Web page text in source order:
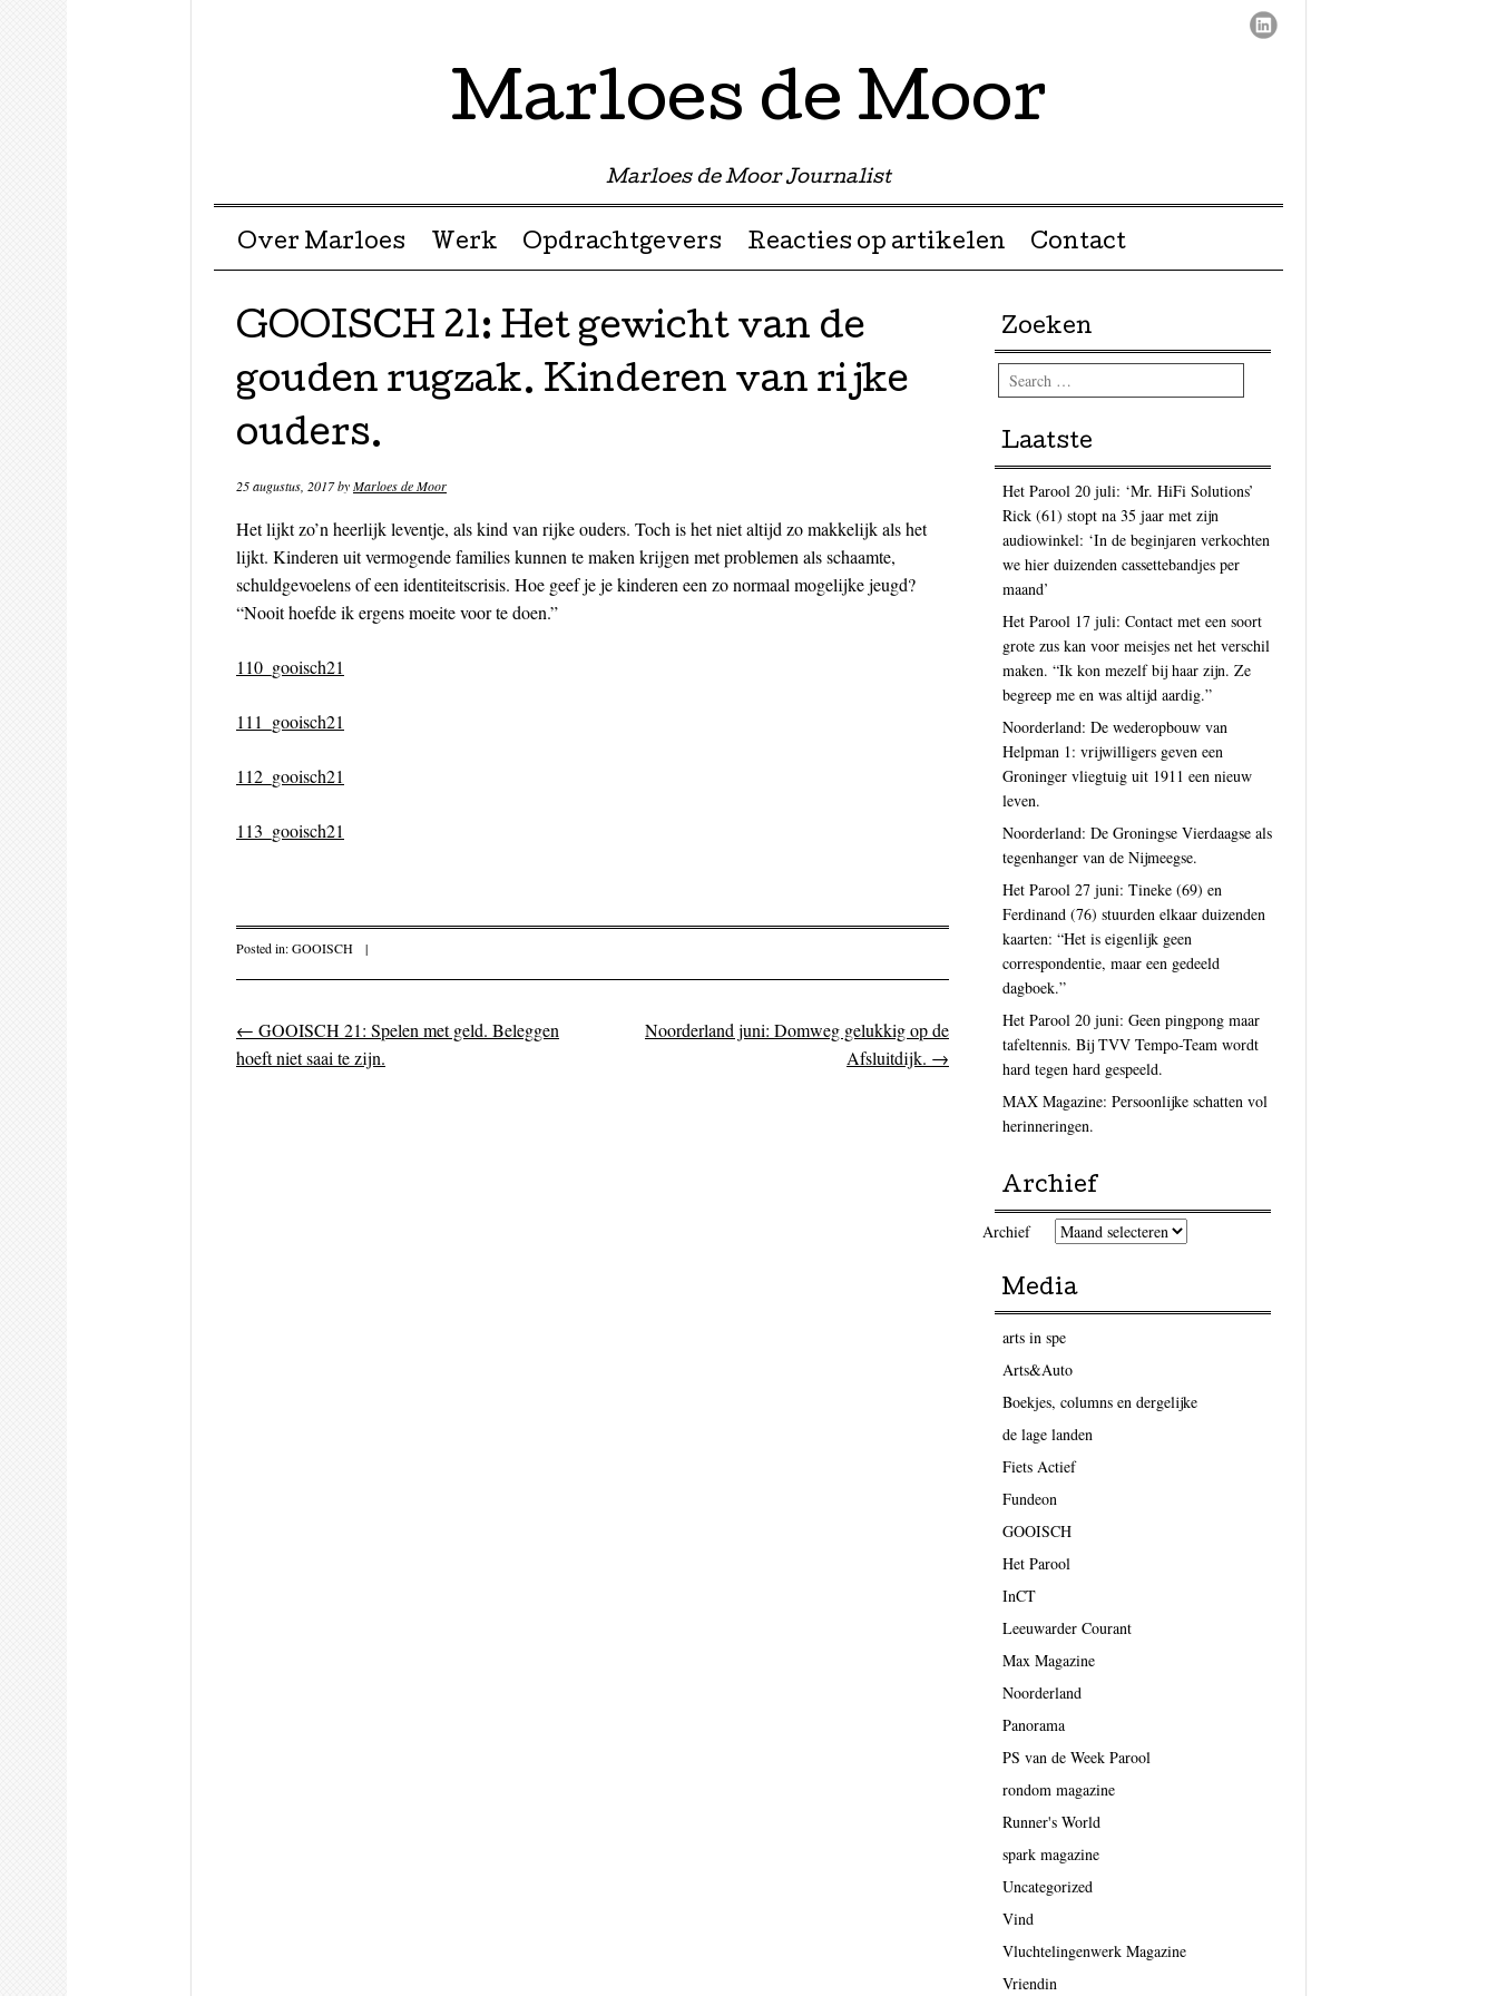
Marloes de Moor
Marloes de Moor Journalist
Menu ☰
Skip to content
Over Marloes Werk Opdrachtgevers Reacties op artikelen Contact
GOOISCH 21: Het gewicht van de
gouden rugzak. Kinderen van rijke
ouders.
25 augustus, 2017byMarloes de Moor
Het lijkt zo’n heerlijk leventje, als kind van rijke ouders. Toch is het niet altijd zo makkelijk als het
lijkt. Kinderen uit vermogende families kunnen te maken krijgen met problemen als schaamte,
schuldgevoelens of een identiteitscrisis. Hoe geef je je kinderen een zo normaal mogelijke jeugd?
“Nooit hoefde ik ergens moeite voor te doen.”
110_gooisch21
111_gooisch21
112_gooisch21
113_gooisch21
Posted in:GOOISCH |
Post navigation
← GOOISCH 21: Spelen met geld. Beleggen
hoeft niet saai te zijn.
Noorderland juni: Domweg gelukkig op de
Afsluitdijk. →
Zoeken
Search
Laatste
Het Parool 20 juli: ‘Mr. HiFi Solutions’
Rick (61) stopt na 35 jaar met zijn
audiowinkel: ‘In de beginjaren verkochten
we hier duizenden cassettebandjes per
maand’
Het Parool 17 juli: Contact met een soort
grote zus kan voor meisjes net het verschil
maken. “Ik kon mezelf bij haar zijn. Ze
begreep me en was altijd aardig.”
Noorderland: De wederopbouw van
Helpman 1: vrijwilligers geven een
Groninger vliegtuig uit 1911 een nieuw
leven.
Noorderland: De Groningse Vierdaagse als
tegenhanger van de Nijmeegse.
Het Parool 27 juni: Tineke (69) en
Ferdinand (76) stuurden elkaar duizenden
kaarten: “Het is eigenlijk geen
correspondentie, maar een gedeeld
dagboek.”
Het Parool 20 juni: Geen pingpong maar
tafeltennis. Bij TVV Tempo-Team wordt
hard tegen hard gespeeld.
MAX Magazine: Persoonlijke schatten vol
herinneringen.
Archief
Archief
Media
arts in spe
Arts&Auto
Boekjes, columns en dergelijke
de lage landen
Fiets Actief
Fundeon
GOOISCH
Het Parool
InCT
Leeuwarder Courant
Max Magazine
Noorderland
Panorama
PS van de Week Parool
rondom magazine
Runner's World
spark magazine
Uncategorized
Vind
Vluchtelingenwerk Magazine
Vriendin